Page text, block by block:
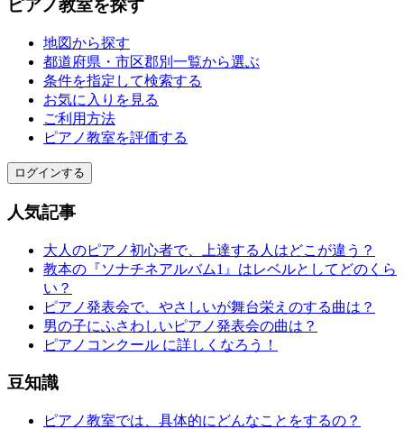
ピアノ教室を探す
地図から探す
都道府県・市区郡別一覧から選ぶ
条件を指定して検索する
お気に入りを見る
ご利用方法
ピアノ教室を評価する
ログインする
人気記事
大人のピアノ初心者で、上達する人はどこが違う？
教本の『ソナチネアルバム1』はレベルとしてどのくら
い？
ピアノ発表会で、やさしいが舞台栄えのする曲は？
男の子にふさわしいピアノ発表会の曲は？
ピアノコンクール に詳しくなろう！
豆知識
ピアノ教室では、具体的にどんなことをするの？